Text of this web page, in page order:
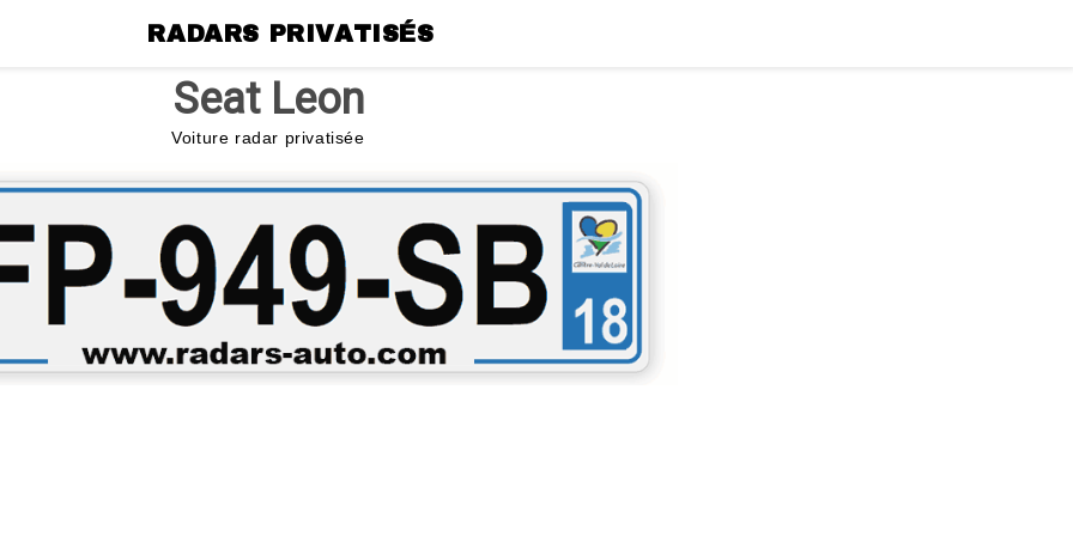
RADARS PRIVATISÉS
Seat Leon
Voiture radar privatisée